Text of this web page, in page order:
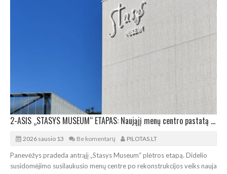
2-ASIS „STASYS MUSEUM“ ETAPAS: Naująjį menų centro pastatą rekonstruos
2026 sausio 13 Be komentarų PILOTAS.LT
Panevėžys pradeda antrąjį „Stasys Museum“ plėtros etapą. Didelio
susidomėjimo susilaukusio menų centre po rekonstrukcijos veiks nauja